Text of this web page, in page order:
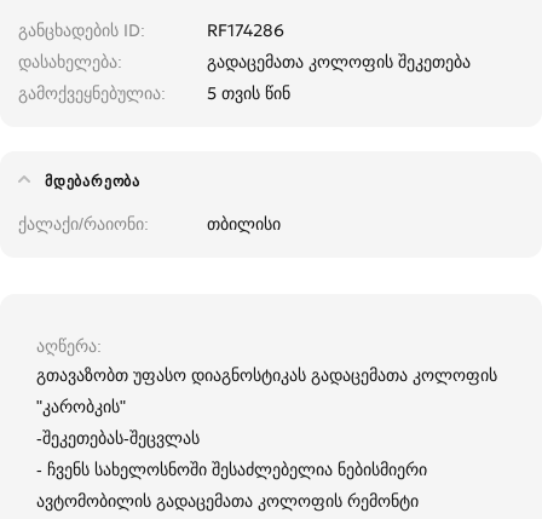
განცხადების ID
RF174286
დასახელება
გადაცემათა კოლოფის შეკეთება
გამოქვეყნებულია
5 თვის წინ
ᲛᲓᲔᲑᲐᲠᲔᲝᲑᲐ
ქალაქი/რაიონი თბილისი
აღწერა
გთავაზობთ უფასო დიაგნოსტიკას გადაცემათა კოლოფის
"კარობკის"
-შეკეთებას-შეცვლას
- ჩვენს სახელოსნოში შესაძლებელია ნებისმიერი
ავტომობილის გადაცემათა კოლოფის რემონტი